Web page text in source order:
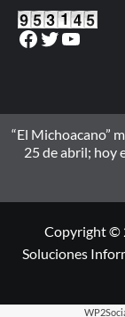
Facebook
Twitter
“El Michoacano”
25 de abril; hoy
Copyright ©
Soluciones